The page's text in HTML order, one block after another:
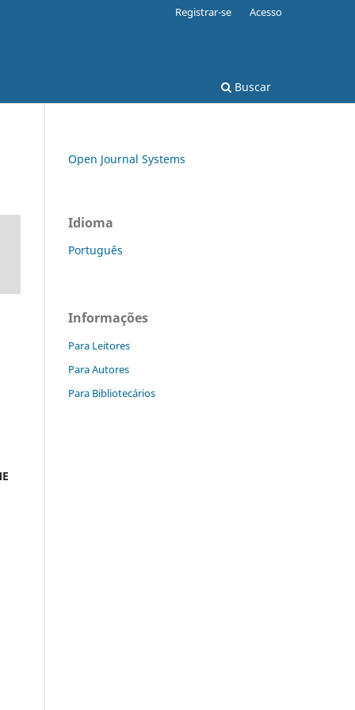
Buscar
Registrar-se Acesso
Open Journal Systems
Idioma
Português
Informações
Para Leitores
Para Autores
Para Bibliotecários